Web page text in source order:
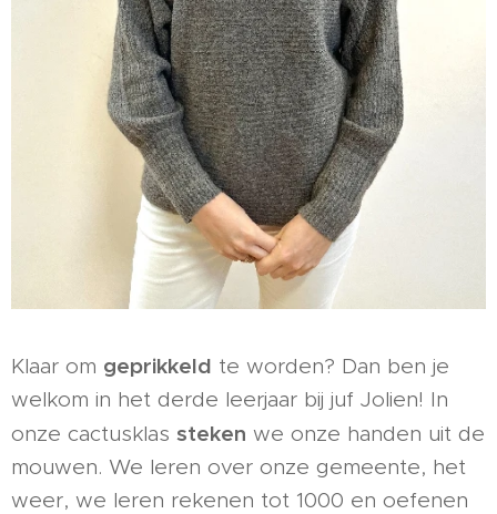
Klaar om geprikkeld te worden? Dan ben je
welkom in het derde leerjaar bij juf Jolien! In
onze cactusklas steken we onze handen uit de
mouwen. We leren over onze gemeente, het
weer, we leren rekenen tot 1000 en oefenen